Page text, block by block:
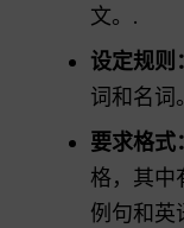
文。.
设定规则：
词和名词
要求格式：
格，其中
例句和英